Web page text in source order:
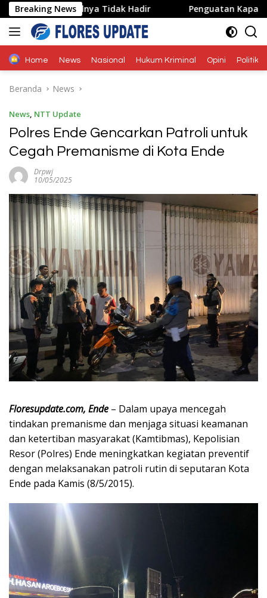
Langsung
ke
konten
Breaking News
Wakilnya Tidak Hadir Penguatan Kapasitas Karang
Home News Nasional Hukum Kriminal Opini Politik
Beranda News
News, NTT Update
Polres Ende Gencarkan Patroli untuk
Cegah Premanisme di Kota Ende
Drpwj
10/05/2025
Floresupdate.com, Ende – Dalam upaya mencegah
tindakan premanisme dan menjaga situasi keamanan
dan ketertiban masyarakat (Kamtibmas), Kepolisian
Resor (Polres) Ende meningkatkan kegiatan preventif
dengan melaksanakan patroli rutin di seputaran Kota
Ende pada Kamis (8/5/2015).